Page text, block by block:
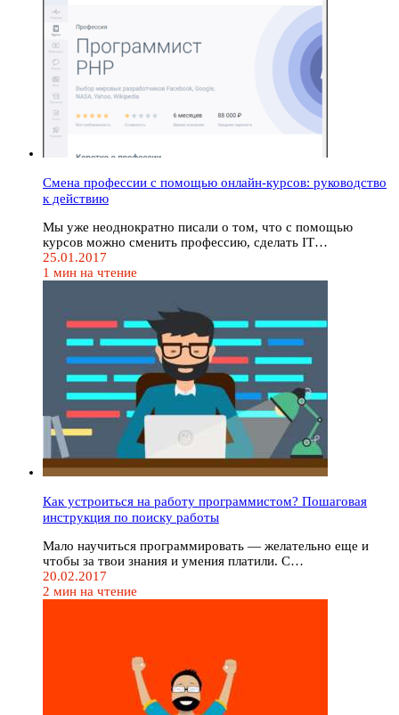
Смена профессии с помощью онлайн-курсов: руководство
к действию
Мы уже неоднократно писали о том, что с помощью
курсов можно сменить профессию, сделать IT…
25.01.2017
1 мин на чтение
Как устроиться на работу программистом? Пошаговая
инструкция по поиску работы
Мало научиться программировать — желательно еще и
чтобы за твои знания и умения платили. С…
20.02.2017
2 мин на чтение